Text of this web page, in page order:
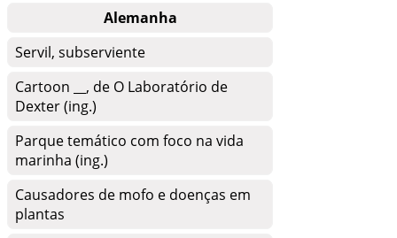
Alemanha
Servil, subserviente
Cartoon __, de O Laboratório de
Dexter (ing.)
Parque temático com foco na vida
marinha (ing.)
Causadores de mofo e doenças em
plantas